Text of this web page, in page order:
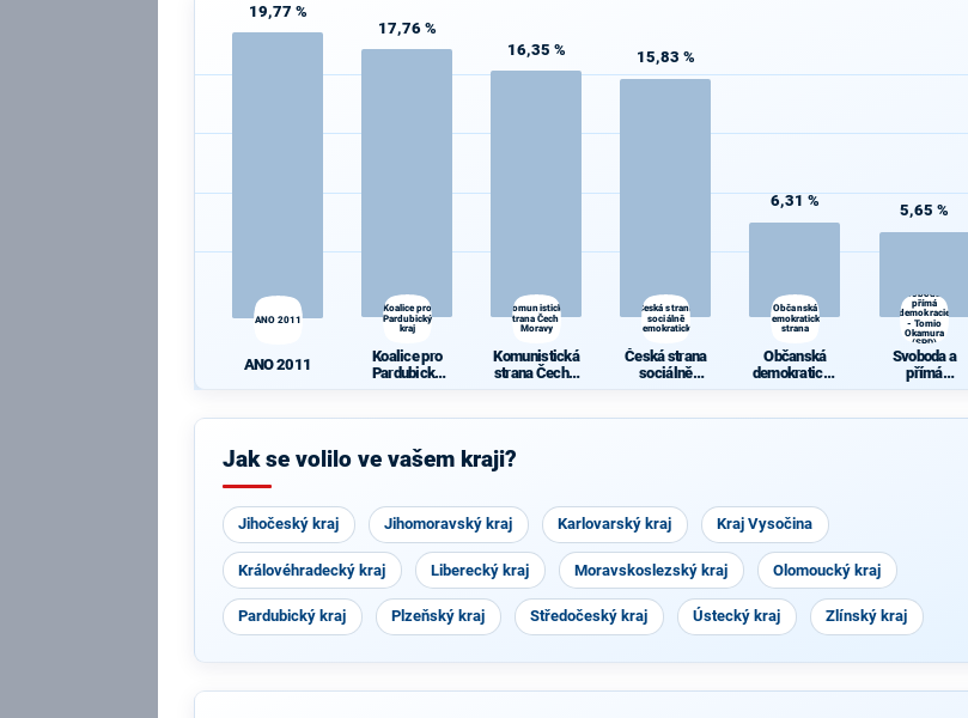
19,77 %
ANO 2011
ANO 2011
17,76 %
Koalice pro
Pardubický
kraj
Koalice pro
Pardubický
16,35 %
Komunistická
strana Čech a
Moravy
Komunistická
strana Čech a
15,83 %
Česká strana
sociálně
demokratická
Česká strana
sociálně
6,31 %
Občanská
demokratická
strana
Občanská
demokratická
5,65 %
Svoboda a
přímá
demokracie
- Tomio
Okamura
(SPD)
Svoboda a
přímá
demokracie -
Okamura
Jak se volilo ve vašem kraji?
Jihočeský kraj Jihomoravský kraj Karlovarský kraj Kraj Vysočina
Královéhradecký kraj Liberecký kraj Moravskoslezský kraj Olomoucký kraj
Pardubický kraj Plzeňský kraj Středočeský kraj Ústecký kraj Zlínský kraj